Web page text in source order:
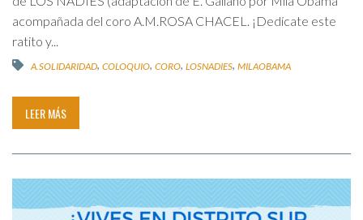
acompañada del coro A.M.ROSA CHACEL. ¡Dedícate este
ratito y...
A.SOLIDARIDAD, COLOQUIO, CORO, LOSNADIES, MILAOBAMA
LEER MÁS